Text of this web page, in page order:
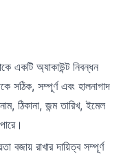
একটি অ্যাকাউন্ট নিবন্ধন
সঠিক, সম্পূর্ণ এবং হালনাগাদ
ঠিকানা, জন্ম তারিখ, ইমেল
বজায় রাখার দায়িত্ব সম্পূর্ণ